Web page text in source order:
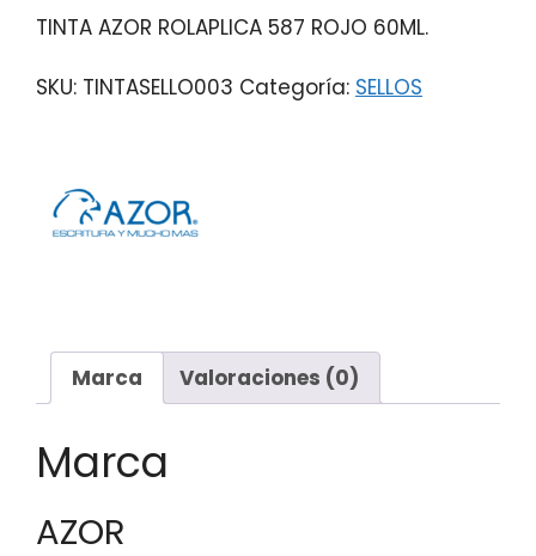
TINTA AZOR ROLAPLICA 587 ROJO 60ML.
SKU: TINTASELLO003 Categoría: SELLOS
Marca Valoraciones (0)
Marca
AZOR